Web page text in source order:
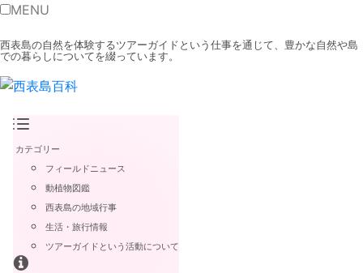
MENU
西表島の自然を体験するツアーガイドという仕事を通じて、豊かな自然や島
での暮らしについてを綴っています。
カテゴリー
フィールドニュース
動植物図鑑
西表島の地域行事
生活・旅行情報
ツアーガイドという活動について